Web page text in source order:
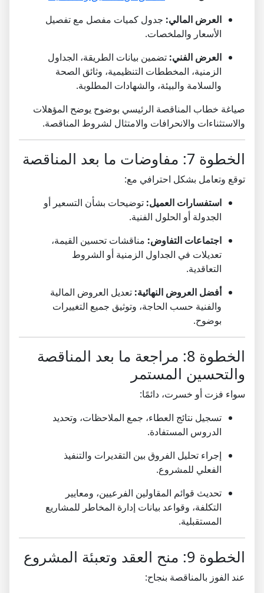
العرض المالي: جدول كميات مفصل مع تفصيل
الأسعار والملخصات.
العرض الفني: تضمين بيانات الطريقة، الجداول
الزمنية، المخططات التنظيمية، وثائق الصحة
والسلامة والبيئة، والشهادات المطلوبة.
صياغة خطاب المناقصة الرئيسي بوضوح يوضح المؤهلات
والاستثناءات والانحرافات والامتثال لشروط المناقصة.
الخطوة 7: مفاوضات ما بعد المناقصة
توقع وتعامل بشكل احترافي مع:
استفسارات العميل: توضيحات بشأن التسعير أو
الجدولة أو الحلول الفنية.
اجتماعات التفاوض: مناقشات تحسين القيمة،
تعديلات في الجداول الزمنية أو الشروط
التعاقدية.
أفضل العروض النهائية: تعديل العروض المالية
والفنية حسب الحاجة، وتوثيق جميع التغييرات
بوضوح.
الخطوة 8: مراجعة ما بعد المناقصة
والتحسين المستمر
سواء فزت أو خسرت، دائمًا:
تسجيل نتائج العطاء، جمع الملاحظات، وتحديد
الدروس المستفادة.
إجراء تحليل الفروق بين التقديرات والتنفيذ
الفعلي للمشروع.
تحديث قوائم المقاولين الفرعيين، ومعايير
التكلفة، وقواعد بيانات إدارة المخاطر للمشاريع
المستقبلية.
الخطوة 9: منح العقد وتعبئة المشروع
عند الفوز بالمناقصة بنجاح: